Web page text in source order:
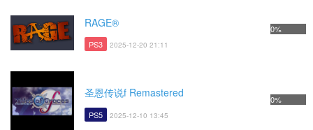
RAGE®
PS3 2025-12-20 21:11
0%
圣恩传说f Remastered
PS5 2025-12-10 13:45
0%